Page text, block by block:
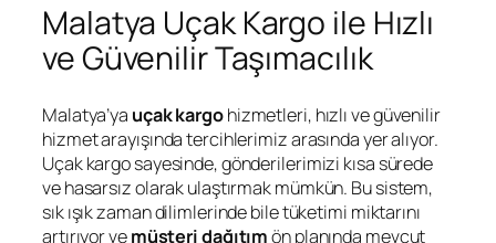
Malatya Uçak Kargo ile Hızlı
ve Güvenilir Taşımacılık
Malatya’ya uçak kargohizmetleri, hızlı ve güvenilir
hizmet arayışında tercihlerimiz arasında yer alıyor.
Uçak kargo sayesinde, gönderilerimizi kısa sürede
ve hasarsız olarak ulaştırmak mümkün. Bu sistem,
sık ışık zaman dilimlerinde bile tüketimi miktarını
artırıyor vemüşteri dağıtımön planında mevcut